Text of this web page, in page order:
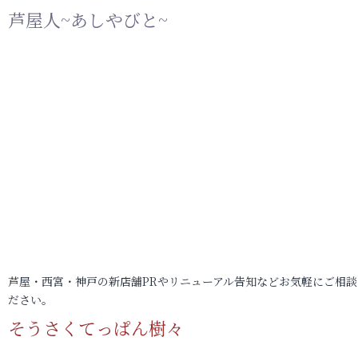
芦屋人~あしやびと~
芦屋・西宮・神戸の新店舗PRやリニューアル告知などお気軽にご相
ださい。
そうさくてっぱん樹々